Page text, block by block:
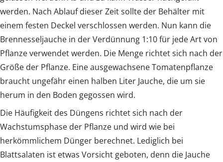
werden. Nach Ablauf dieser Zeit sollte der Behälter mit
einem festen Deckel verschlossen werden. Nun kann die
Brennesseljauche in der Verdünnung 1:10 für jede Art von
Pflanze verwendet werden. Die Menge richtet sich nach der
Größe der Pflanze. Eine ausgewachsene Tomatenpflanze
braucht ungefähr einen halben Liter Jauche, die um sie
herum in den Boden gegossen wird.
Die Häufigkeit des Düngens richtet sich nach der
Wachstumsphase der Pflanze und wird wie bei
herkömmlichem Dünger berechnet. Lediglich bei
Blattsalaten ist etwas Vorsicht geboten, denn die Jauche